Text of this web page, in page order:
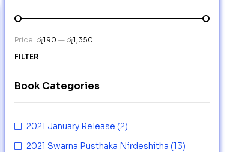
FILTER
Price:රු190 —රු1,350
Book Categories
2021 January Release (2)
2021 Swarna Pusthaka Nirdeshitha (13)